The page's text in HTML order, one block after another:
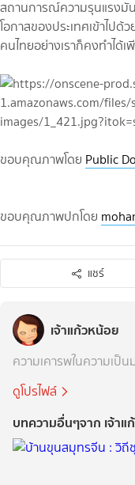
สถานการณ์ความรุนแรงมั
โอกาสของประเทศเข้าไปด้
คนไทยอย่างเราก็คงทำได้
ขอบคุณภาพโดย Public
ขอบคุณภาพปกโดย
แชร์
เจ้าแก้วหน้อย
ความเคารพในความเป็
ดูโปรไฟล์
บทความอื่นๆจาก เจ้าแ